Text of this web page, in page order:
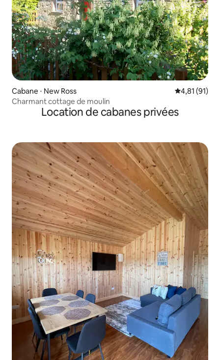
Cabane ⋅ New Ross Évaluation
4,81 (91)
Charmant cottage de moulin
Location de cabanes privées